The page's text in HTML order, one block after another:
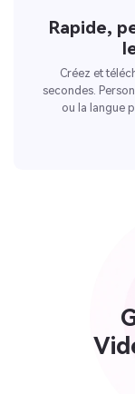
Rapide,
Créez et
secondes.
ou la langue